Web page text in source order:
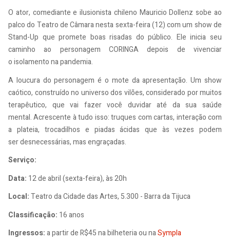
O ator, comediante e ilusionista chileno Mauricio Dollenz sobe ao
palco do Teatro de Câmara nesta sexta-feira (12) com um show de
Stand-Up que promete boas risadas do público. Ele inicia seu
caminho ao personagem CORINGA depois de vivenciar
o isolamento na pandemia.
A loucura do personagem é o mote da apresentação. Um show
caótico, construído no universo dos vilões, considerado por muitos
terapêutico, que vai fazer você duvidar até da sua saúde
mental. Acrescente à tudo isso: truques com cartas, interação com
a plateia, trocadilhos e piadas ácidas que às vezes podem
ser desnecessárias, mas engraçadas.
Serviço:
Data: 12 de abril (sexta-feira), às 20h
Local:Teatro da Cidade das Artes, 5.300 - Barra da Tijuca
Classificação: 16 anos
Ingressos:a partir de R$45 na bilheteria ou naSympla